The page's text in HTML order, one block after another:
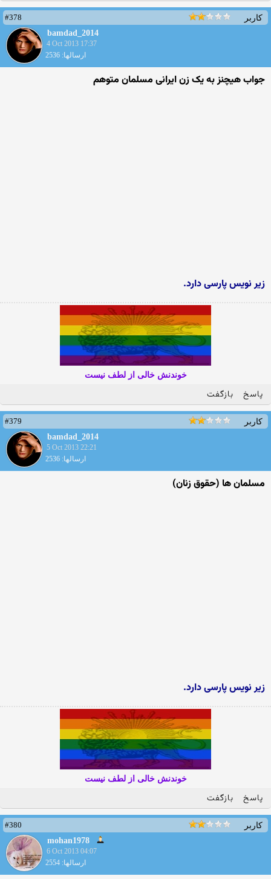
کاربر
#378
bamdad_2014
4 Oct 2013 17:37
ارسالها: 2536
جواب هیچنز به یک زن ایرانی مسلمان متوهم
زیر نویس پارسی دارد.
خوندنش خالی از لطف نیست
پاسخ بازگفت
کاربر
#379
bamdad_2014
5 Oct 2013 22:21
ارسالها: 2536
مسلمان ها (حقوق زنان)
زیر نویس پارسی دارد.
خوندنش خالی از لطف نیست
پاسخ بازگفت
کاربر
#380
mohan1978
6 Oct 2013 04:07
ارسالها: 2554